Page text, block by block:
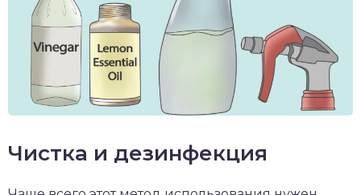
Чистка и дезинфекция